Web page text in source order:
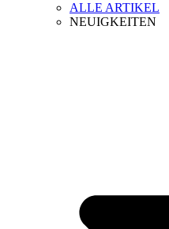
ALLE ARTIKEL
NEUIGKEITEN